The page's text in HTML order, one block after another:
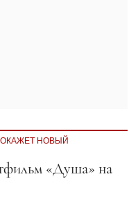
НОВЫЙ
«Душа» на